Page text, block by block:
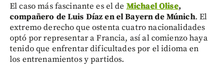
El caso más fascinante es el de Michael Olise,
compañero de Luis Díaz en el Bayern de Múnich. El
extremo derecho que ostenta cuatro nacionalidades
optó por representar a Francia, así al comienzo haya
tenido que enfrentar dificultades por el idioma en
los entrenamientos y partidos.